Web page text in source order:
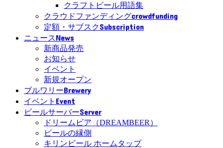
クラフトビール用語集
クラウドファンディングcrowdfunding
定額・サブスクSubscription
ニュースNews
新商品発売
お知らせ
イベント
新規オープン
ブルワリーBrewery
イベント Event
ビールサーバーServer
ドリームビア（DREAMBEER）
ビールの縁側
キリンビール ホームタップ